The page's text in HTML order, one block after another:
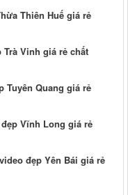
Thiên Huế giá rẻ
Vinh giá rẻ chất
Tuyên Quang giá rẻ
Vĩnh Long giá rẻ
đẹp Yên Bái giá rẻ